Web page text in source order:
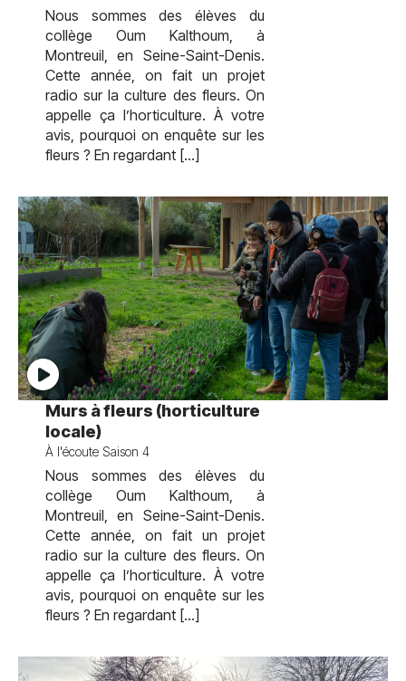
Nous sommes des élèves du
collège Oum Kalthoum, à
Montreuil, en Seine-Saint-Denis.
Cette année, on fait un projet
radio sur la culture des fleurs. On
appelle ça l’horticulture. À votre
avis, pourquoi on enquête sur les
fleurs ? En regardant […]
Murs à fleurs (horticulture
locale)
À l'écoute Saison 4
Nous sommes des élèves du
collège Oum Kalthoum, à
Montreuil, en Seine-Saint-Denis.
Cette année, on fait un projet
radio sur la culture des fleurs. On
appelle ça l’horticulture. À votre
avis, pourquoi on enquête sur les
fleurs ? En regardant […]